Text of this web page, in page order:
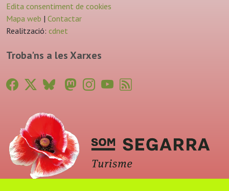
Edita consentiment de cookies
Mapa web | Contactar
Realització: cdnet
Troba'ns a les Xarxes